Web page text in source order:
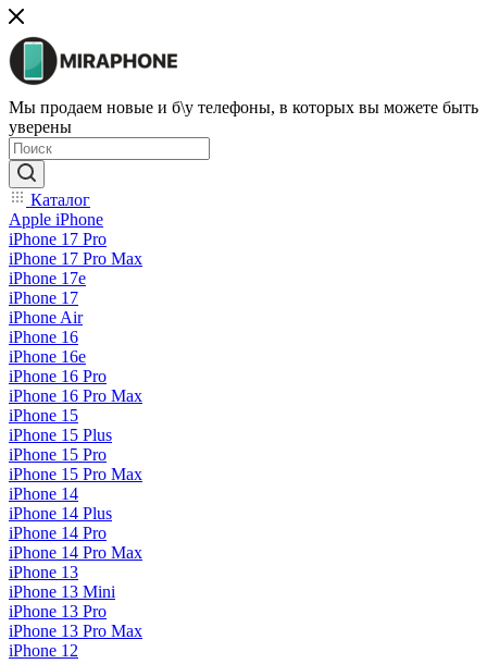
Мы продаем новые и б\у телефоны, в которых вы можете быть
уверены
Каталог
Apple iPhone
iPhone 17 Pro
iPhone 17 Pro Max
iPhone 17e
iPhone 17
iPhone Air
iPhone 16
iPhone 16e
iPhone 16 Pro
iPhone 16 Pro Max
iPhone 15
iPhone 15 Plus
iPhone 15 Pro
iPhone 15 Pro Max
iPhone 14
iPhone 14 Plus
iPhone 14 Pro
iPhone 14 Pro Max
iPhone 13
iPhone 13 Mini
iPhone 13 Pro
iPhone 13 Pro Max
iPhone 12